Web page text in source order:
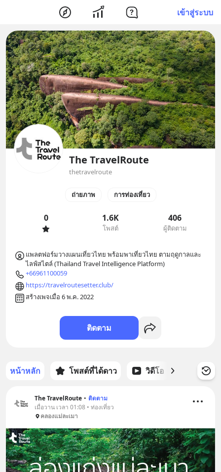
เข้าสู่ระบบ
The TravelRoute
thetravelroute
ถ่ายภาพ การท่องเที่ยว
0 1.6K
โพสต์
406
ผู้ติดตาม
แพลตฟอร์มวางแผนเที่ยวไทย พร้อมพาเที่ยวไทย ตามฤดูกาลและ
ไลฟ์สไตล์ (Thailand Travel Intelligence Platform)
+66961100059
https://travelroutesetter.club/
สร้างเพจเมื่อ 6 พ.ค. 2022
ติดตาม
หน้าหลัก โพสต์ที่ได้ดาว วิดีโอ พอดแ
The TravelRoute • ติดตาม
เมื่อวาน เวลา 01:08 • ท่องเที่ยว
คลองแม่ละเมา